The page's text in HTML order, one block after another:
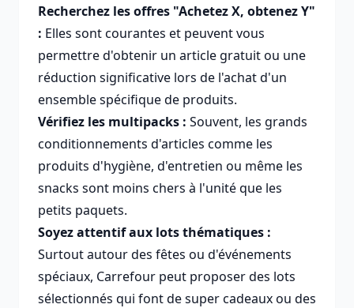
Recherchez les offres "Achetez X, obtenez Y"
: Elles sont courantes et peuvent vous
permettre d'obtenir un article gratuit ou une
réduction significative lors de l'achat d'un
ensemble spécifique de produits.
Vérifiez les multipacks : Souvent, les grands
conditionnements d'articles comme les
produits d'hygiène, d'entretien ou même les
snacks sont moins chers à l'unité que les
petits paquets.
Soyez attentif aux lots thématiques :
Surtout autour des fêtes ou d'événements
spéciaux, Carrefour peut proposer des lots
sélectionnés qui font de super cadeaux ou des